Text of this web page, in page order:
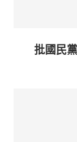
批國民